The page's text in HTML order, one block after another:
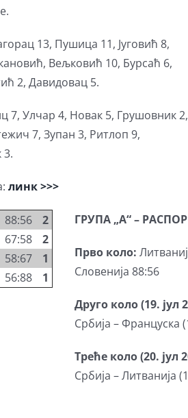
13, Пушица 11, Југовић 8,
Вељковић 10, Бурсаћ 6,
2, Давидовац 5.
7, Улчар 4, Новак 5, Грушовник 2,
7, Зупан 3, Ритлоп 9,
3.
линк >>>
88:56
2
67:58
2
58:67
1
56:88 1
ГРУПА „А“ –
Прво коло:
Словенија 88:56
Друго коло (19. јул
Србија – Француска
Треће коло (20. јул
Србија – Литванија